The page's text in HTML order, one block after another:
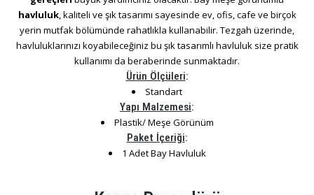
havluluk, kaliteli ve şık tasarımı sayesinde ev, ofis, cafe ve birçok
yerin mutfak bölümünde rahatlıkla kullanabilir. Tezgah üzerinde,
havluluklarınızı koyabileceğiniz bu şık tasarımlı havluluk size pratik
kullanımı da beraberinde sunmaktadır.
Ürün Ölçüleri:
Standart
Yapı Malzemesi:
Plastik/ Meşe Görünüm
Paket İçeriği:
1 Adet Bay Havluluk